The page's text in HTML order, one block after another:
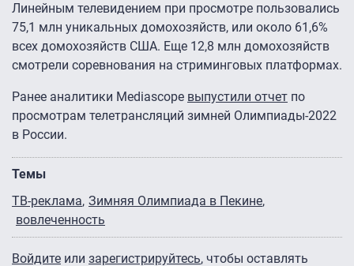
Линейным телевидением при просмотре пользовались
75,1 млн уникальных домохозяйств, или около 61,6%
всех домохозяйств США. Еще 12,8 млн домохозяйств
смотрели соревнования на стриминговых платформах.
Ранее аналитики Mediascope выпустили отчет по
просмотрам телетрансляций зимней Олимпиады-2022
в России.
Темы
ТВ-реклама Зимняя Олимпиада в Пекине
вовлеченность
Войдите или зарегистрируйтесь, чтобы оставлять